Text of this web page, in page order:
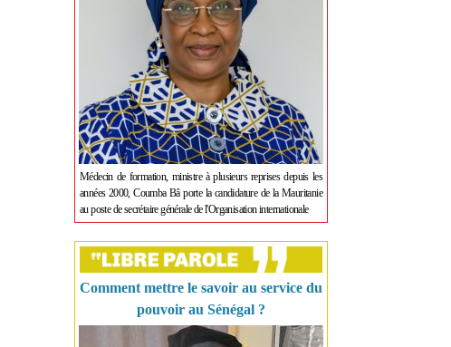
Médecin de formation, ministre à plusieurs reprises depuis les
années 2000, Coumba Bâ porte la candidature de la Mauritanie
au poste de secrétaire générale de l'Organisation internationale
Comment mettre le savoir au service du
pouvoir au Sénégal ?